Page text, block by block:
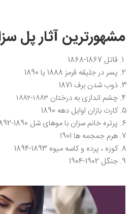
مشهورترین آثار پل
قاتل 1867-1868
پسر در جلیقه قرمز 1888 یا 1890
ذوب شدن برف 1871
چشم‌ اندازی به درختان ۱۸۸۳-۱۸۸۲
کارت بازان اوایل دهه 1890
پرتره خانم سزان با موهای شل 1890-1892
هرم جمجمه ها 1901
کوزه ، پرده و کاسه میوه 1893-1894
جنگل 1902-1904